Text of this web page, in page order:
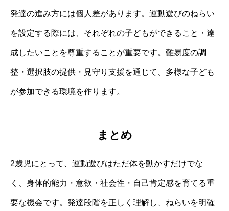
発達の進み方には個人差があります。運動遊びのねらい
を設定する際には、それぞれの子どもができること・達
成したいことを尊重することが重要です。難易度の調
整・選択肢の提供・見守り支援を通じて、多様な子ども
が参加できる環境を作ります。
まとめ
2歳児にとって、運動遊びはただ体を動かすだけでな
く、身体的能力・意欲・社会性・自己肯定感を育てる重
要な機会です。発達段階を正しく理解し、ねらいを明確